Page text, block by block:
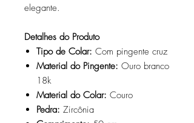
elegante.
Detalhes do Produto
Tipo de Colar: Com pingente cruz
Material do Pingente: Ouro branco
18k
Material do Colar: Couro
Pedra: Zircônia